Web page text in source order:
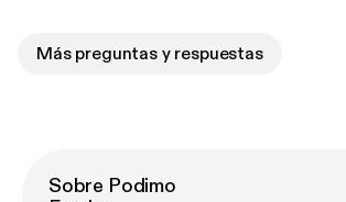
Más preguntas y respuestas
Sobre Podimo